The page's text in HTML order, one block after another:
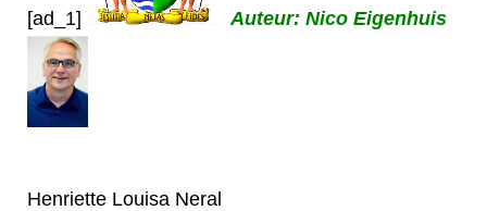
[ad_1] Auteur: Nico Eigenhuis
Henriette Louisa Neral